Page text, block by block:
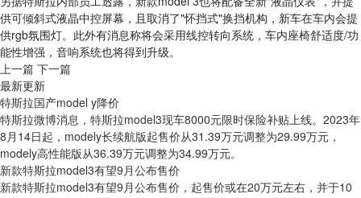
供可倾斜式液晶中控屏幕，且取消了"怀挡式"换挡机构，新车在车内会提
供rgb氛围灯。此外有消息称将会采用线控转向系统，车内座椅舒适度/功
能性增强，音响系统也将得到升级。
上一篇 下一篇
最新更新
特斯拉国产model y降价
特斯拉微博消息，特斯拉model3现车8000元限时保险补贴上线。2023年
8月14日起，modely长续航版起售价从31.39万元调整为29.99万元，
modely高性能版从36.39万元调整为34.99万元。
新款特斯拉model3有望9月公布售价
新款特斯拉model3有望9月公布售价，起售价或在20万元左右，并于10